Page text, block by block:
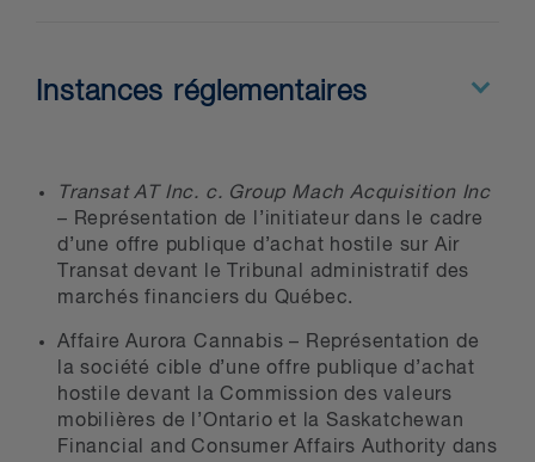
Guide to the Leading 500 Lawyers in
Canada, The Canadian Legal
Canada’s Leading Litigation Firms
and Attorneys et The Best Lawyers in
Canada ®.
Instances réglementaires
Transat AT Inc. c. Group Mach Acquisition Inc
– Représentation de l’initiateur dans le cadre
d’une offre publique d’achat hostile sur Air
Transat devant le Tribunal administratif des
marchés financiers du Québec.
Affaire Aurora Cannabis – Représentation de
la société cible d’une offre publique d’achat
hostile devant la Commission des valeurs
mobilières de l’Ontario et la Saskatchewan
Financial and Consumer Affairs Authority dans